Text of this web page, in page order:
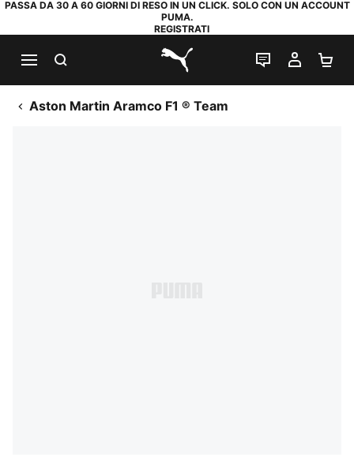
PASSA DA 30 A 60 GIORNI DI RESO IN UN CLICK. SOLO CON UN ACCOUNT
PUMA.
REGISTRATI
PUMA.com
CHAT IL MIO
Aston Martin Aramco F1 ® Team